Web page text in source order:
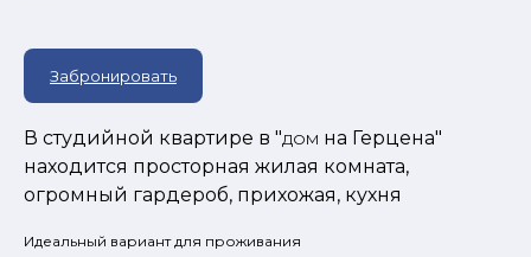
Забронировать
В студийной квартире в "ДОМ на Герцена"
находится просторная жилая комната,
огромный гардероб, прихожая, кухня
Идеальный вариант для проживания